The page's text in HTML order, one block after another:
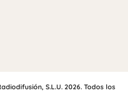
S.L.U. 2026. Todos los